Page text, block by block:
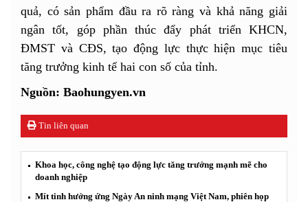
quả, có sản phẩm đầu ra rõ ràng và khả năng giải
ngân tốt, góp phần thúc đẩy phát triển KHCN,
ĐMST và CĐS, tạo động lực thực hiện mục tiêu
tăng trưởng kinh tế hai con số của tỉnh.
Nguồn: Baohungyen.vn
Tin liên quan
Khoa học, công nghệ tạo động lực tăng trưởng mạnh mẽ cho
doanh nghiệp
Mít tinh hưởng ứng Ngày An ninh mạng Việt Nam, phiên họp